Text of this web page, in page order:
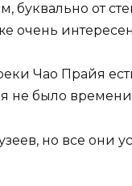
от
очень
Чао Прайя
не было времени
но все они